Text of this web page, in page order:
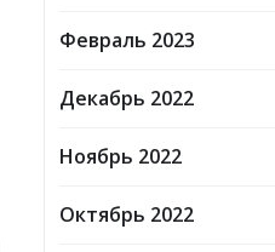
Февраль 2023
Декабрь 2022
Ноябрь 2022
Октябрь 2022